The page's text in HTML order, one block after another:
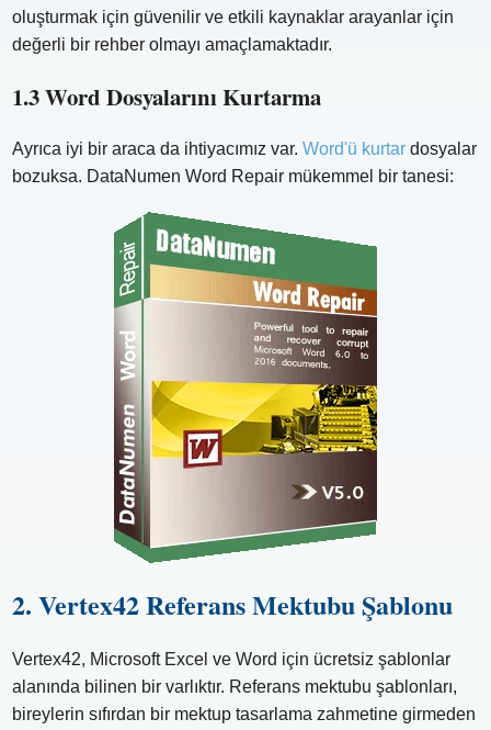
oluşturmak için güvenilir ve etkili kaynaklar arayanlar için
değerli bir rehber olmayı amaçlamaktadır.
1.3 Word Dosyalarını Kurtarma
Ayrıca iyi bir araca da ihtiyacımız var.Word'ü kurtar dosyalar
bozuksa. DataNumen Word Repair mükemmel bir tanesi:
2. Vertex42 Referans Mektubu Şablonu
Vertex42, Microsoft Excel ve Word için ücretsiz şablonlar
alanında bilinen bir varlıktır. Referans mektubu şablonları,
bireylerin sıfırdan bir mektup tasarlama zahmetine girmeden